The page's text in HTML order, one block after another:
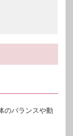
のバランスや動